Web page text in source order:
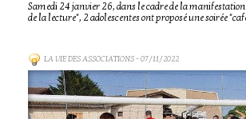
Samedi 24 janvier 26, dans le cadre de la
de la lecture", 2 adolescentes ont proposé une soirée
LA VIE DES ASSOCIATIONS- 07/11/2022